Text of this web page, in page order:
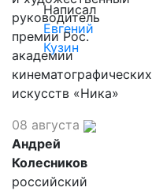
Написал
Евгений
Кузин
руководитель
премии Рос.
академии
кинематографических
искусств «Ника»
08 августа
Андрей
Колесников
российский